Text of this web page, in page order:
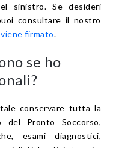
sinistro. Se desideri
consultare il nostro
firmato.
se ho
conservare tutta la
del Pronto Soccorso,
esami diagnostici,